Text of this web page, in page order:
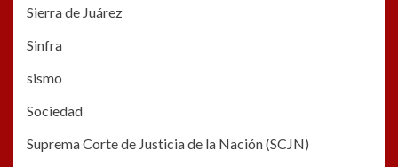
Sierra de Juárez
Sinfra
sismo
Sociedad
Suprema Corte de Justicia de la Nación (SCJN)